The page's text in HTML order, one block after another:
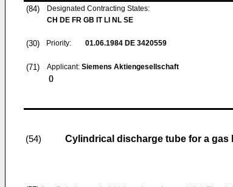
(84)
Designated Contracting States:
CH DE FR GB IT LI NL SE
(30) Priority: 01.06.1984 DE 3420559
(71) Applicant: Siemens Aktiengesellschaft
()
(54) Cylindrical discharge tube for a gas